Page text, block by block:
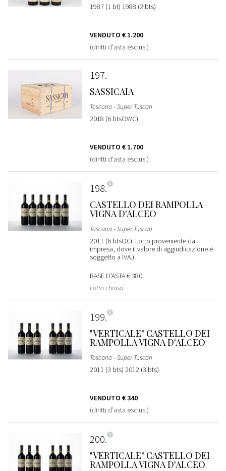
1987 (1 bt) 1988 (2 bts)
VENDUTO € 1.200
(diritti d'asta esclusi)
197
SASSICAIA
Toscana - Super Tuscan
2018 (6 btsOWC)
VENDUTO € 1.700
(diritti d'asta esclusi)
198
CASTELLO DEI RAMPOLLA
VIGNA D'ALCEO
Toscana - Super Tuscan
2011 (6 btsOCi: Lotto proveniente da
impresa, dove il valore di aggiudicazione è
soggetto a IVA.)
BASE D'ASTA€ 380
Lotto chiuso
199
"VERTICALE" CASTELLO DEI
RAMPOLLA VIGNA D'ALCEO
Toscana - Super Tuscan
2011 (3 bts) 2012 (3 bts)
VENDUTO € 340
(diritti d'asta esclusi)
200
"VERTICALE" CASTELLO DEI
RAMPOLLA VIGNA D'ALCEO